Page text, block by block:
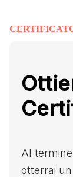
Al
otterrai